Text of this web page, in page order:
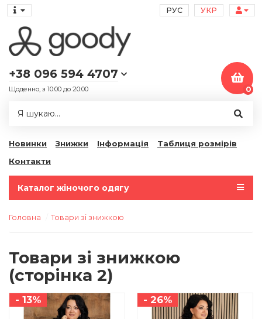
РУС УКР
+38 096 594 4707
Щоденно, з 10:00 до 20:00 0
Новинки Знижки Інформація
Таблиця розмірів
Контакти
Каталог жіночого одягу
Головна Товари зі знижкою
Товари зі знижкою
(сторінка 2)
- 13% - 26%